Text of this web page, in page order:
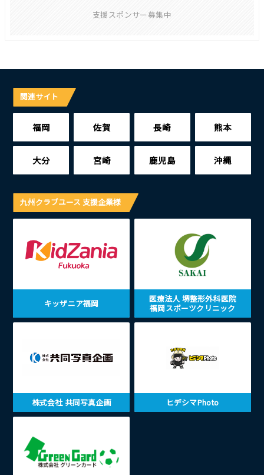
支援スポンサー募集中
関連サイト
福岡 佐賀 長崎 熊本
大分 宮崎 鹿児島 沖縄
九州クラブユース 支援企業様
キッザニア福岡
医療法人 堺整形外科医院
福岡スポーツクリニック
株式会社 共同写真企画 ヒデシマPhoto